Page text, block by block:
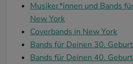
Musiker*innen und Bands
New York
Coverbands in New York
Bands für Deinen 30.
Bands für Deinen 40.